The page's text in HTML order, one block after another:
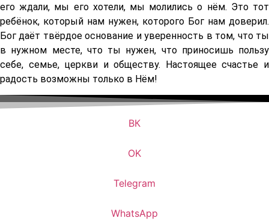
его ждали, мы его хотели, мы молились о нём. Это тот
ребёнок, который нам нужен, которого Бог нам доверил.
Бог даёт твёрдое основание и уверенность в том, что ты
в нужном месте, что ты нужен, что приносишь пользу
себе, семье, церкви и обществу. Настоящее счастье и
радость возможны только в Нём!
ВК
OK
Telegram
WhatsApp